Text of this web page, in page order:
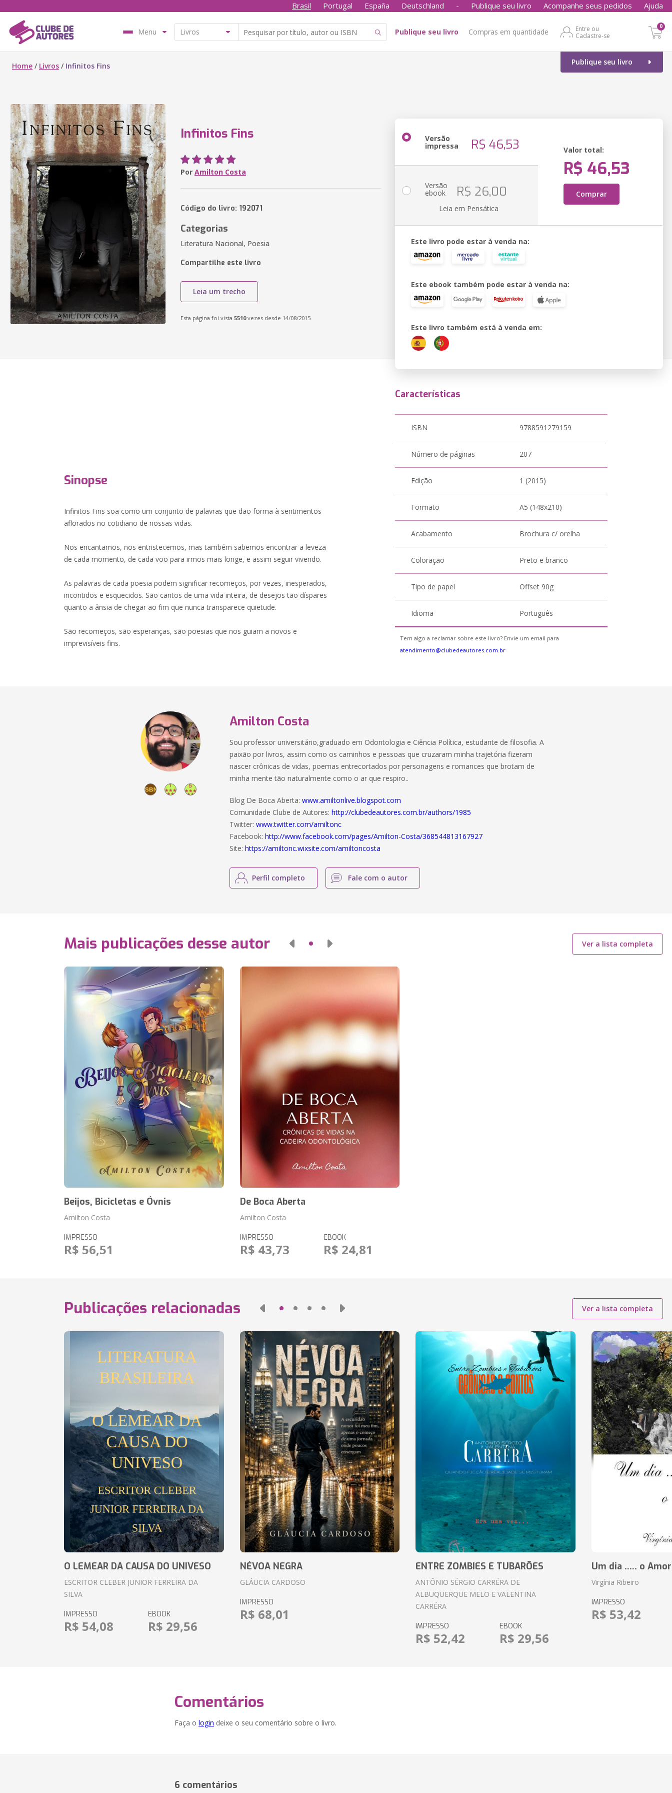
Brasil Portugal España Deutschland - Publique seu livro Acompanhe seus pedidos Ajuda
Menu Publique seu livro Compras em quantidade
Entre ou
Cadastre-se
0
Publique seu livro
Home / Livros / Infinitos Fins
Infinitos Fins
Por Amilton Costa
Código do livro: 192071
Categorias
Literatura Nacional, Poesia
Compartilhe este livro
Leia um trecho
Esta página foi vista 5510vezes desde 14/08/2015
Versão
impressa R$ 46,53 Valor total:
R$ 46,53
Comprar
Versão
ebook R$ 26,00
Leia em Pensática
Este livro pode estar à venda na:
Este ebook também pode estar à venda na:
Este livro também está à venda em:
Sinopse
Infinitos Fins soa como um conjunto de palavras que dão forma à sentimentos
aflorados no cotidiano de nossas vidas.
Nos encantamos, nos entristecemos, mas também sabemos encontrar a leveza
de cada momento, de cada voo para irmos mais longe, e assim seguir vivendo.
As palavras de cada poesia podem significar recomeços, por vezes, inesperados,
incontidos e esquecidos. São cantos de uma vida inteira, de desejos tão díspares
quanto a ânsia de chegar ao fim que nunca transparece quietude.
São recomeços, são esperanças, são poesias que nos guiam a novos e
imprevisíveis fins.
Características
ISBN 9788591279159
Número de páginas 207
Edição 1 (2015)
Formato A5 (148x210)
Acabamento Brochura c/ orelha
Coloração Preto e branco
Tipo de papel Offset 90g
Idioma Português
Tem algo a reclamar sobre este livro? Envie um email para
atendimento@clubedeautores.com.br
Amilton Costa
Sou professor universitário,graduado em Odontologia e Ciência Política, estudante de filosofia. A
paixão por livros, assim como os caminhos e pessoas que cruzaram minha trajetória fizeram
nascer crônicas de vidas, poemas entrecortados por personagens e romances que brotam de
minha mente tão naturalmente como o ar que respiro..
Blog De Boca Aberta:www.amiltonlive.blogspot.com
Comunidade Clube de Autores:http://clubedeautores.com.br/authors/1985
Twitter:www.twitter.com/amiltonc
Facebook:http://www.facebook.com/pages/Amilton-Costa/368544813167927
Site:https://amiltonc.wixsite.com/amiltoncosta
Perfil completo Fale com o autor
Mais publicações desse autor Ver a lista completa
Beijos, Bicicletas e Óvnis
Amilton Costa
IMPRESSO
R$ 56,51
De Boca Aberta
Amilton Costa
IMPRESSO
R$ 43,73
EBOOK
R$ 24,81
Publicações relacionadas Ver a lista completa
O LEMEAR DA CAUSA DO UNIVESO
ESCRITOR CLEBER JUNIOR FERREIRA DA
SILVA
IMPRESSO
R$ 54,08
EBOOK
R$ 29,56
NÉVOA NEGRA
GLÁUCIA CARDOSO
IMPRESSO
R$ 68,01
ENTRE ZOMBIES E TUBARÕES
ANTÔNIO SÉRGIO CARRÉRA DE
ALBUQUERQUE MELO E VALENTINA
CARRÉRA
IMPRESSO
R$ 52,42
EBOOK
R$ 29,56
Um dia ..... o Amor
Virgínia Ribeiro
IMPRESSO
R$ 53,42
Comentários
Faça o login deixe o seu comentário sobre o livro.
6 comentários